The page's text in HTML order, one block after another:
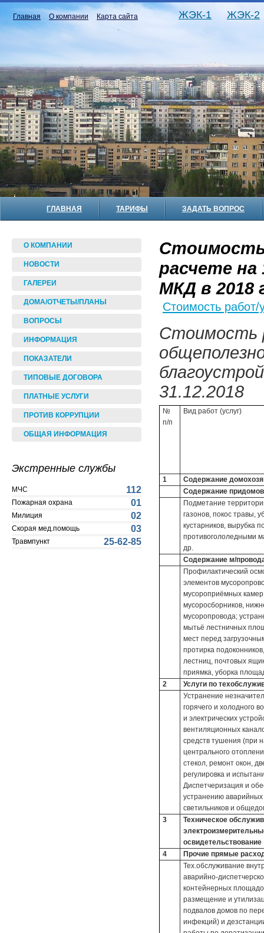
Главная О компании Карта сайта ЖЭК-1 ЖЭК-2
ГЛАВНАЯ ТАРИФЫ ЗАДАТЬ ВОПРОС
О КОМПАНИИ
НОВОСТИ
ГАЛЕРЕИ
ДОМА/ОТЧЕТЫ/ПЛАНЫ
ВОПРОСЫ
ИНФОРМАЦИЯ
ПОКАЗАТЕЛИ
ТИПОВЫЕ ДОГОВОРА
ПЛАТНЫЕ УСЛУГИ
ПРОТИВ КОРРУПЦИИ
ОБЩАЯ ИНФОРМАЦИЯ
Экстренные службы
МЧС 112
Пожарная охрана 01
Милиция 02
Скорая мед.помощь 03
Травмпункт 25-62-85
расчете
МКД в 2018
Стоимость
Стоимость
31.12.2018
№
п/п
Вид работ (услуг)
1
Содержание
Содержание
Подметание
газонов, покос травы,
кустарников, вырубка
противогололедными
др.
Содержание м/
Профилактический
элементов
мусороприёмных
мусоросборников,
мусоропровода;
мытьё лестничных
мест перед
протирка
лестниц, почтовых
приямка, уборка
2
Услуги по
Устранение
горячего и холодного
и электрических
вентиляционных
средств тушения (при
центрального
стекол, ремонт окон,
регулировка и
Диспетчеризация и
устранению
светильников и
3
Техническое
освидетельствование
4
Прочие прямые
Тех.обслуживание
аварийно-
контейнерных
размещение и
подвалов домов по
инфекций) и